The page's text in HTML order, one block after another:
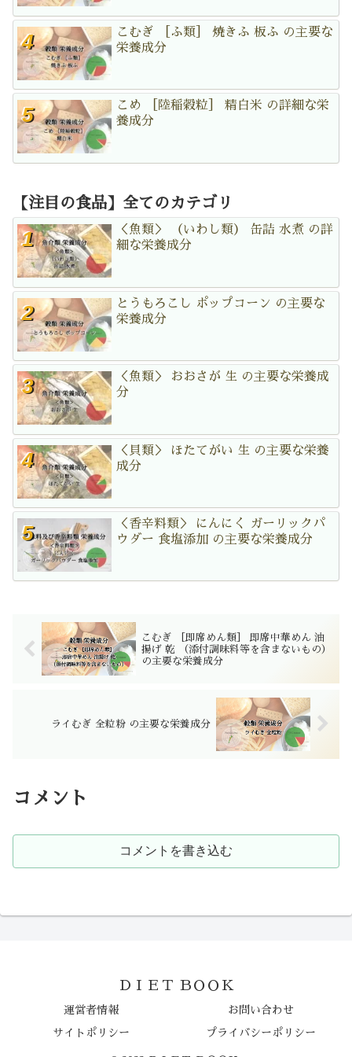
こむぎ ［ふ類］ 焼きふ 板ふ の主要な
栄養成分
こめ ［陸稲穀粒］ 精白米 の詳細な栄
養成分
【注目の食品】全てのカテゴリ
＜魚類＞ （いわし類） 缶詰 水煮 の詳
細な栄養成分
とうもろこし ポップコーン の主要な
栄養成分
＜魚類＞ おおさが 生 の主要な栄養成
分
＜貝類＞ ほたてがい 生 の主要な栄養
成分
＜香辛料類＞ にんにく ガーリックパ
ウダー 食塩添加 の主要な栄養成分
こむぎ ［即席めん類］ 即席中華めん 油
揚げ 乾 （添付調味料等を含まないもの）
の主要な栄養成分
ライむぎ 全粒粉 の主要な栄養成分
コメント
コメントを書き込む
ＤＩＥＴ ＢＯＯＫ
運営者情報 お問い合わせ
サイトポリシー プライバシーポリシー